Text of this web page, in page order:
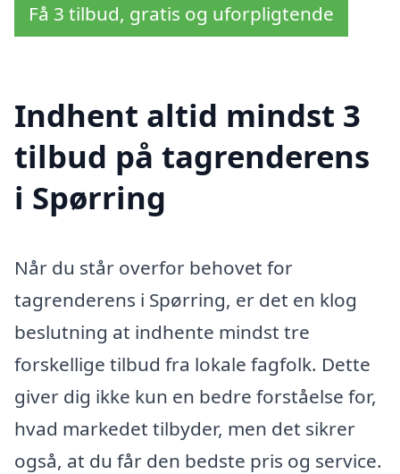
Få 3 tilbud, gratis og uforpligtende
Indhent altid mindst 3
tilbud på tagrenderens
i Spørring
Når du står overfor behovet for
tagrenderens i Spørring, er det en klog
beslutning at indhente mindst tre
forskellige tilbud fra lokale fagfolk. Dette
giver dig ikke kun en bedre forståelse for,
hvad markedet tilbyder, men det sikrer
også, at du får den bedste pris og service.